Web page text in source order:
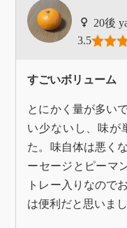
3.5
すごいボリューム
とにかく量が多い
い少ないし、味が
た。味自体は悪く
ーセージとピーマ
トレー入りなので
は便利だと思いまし